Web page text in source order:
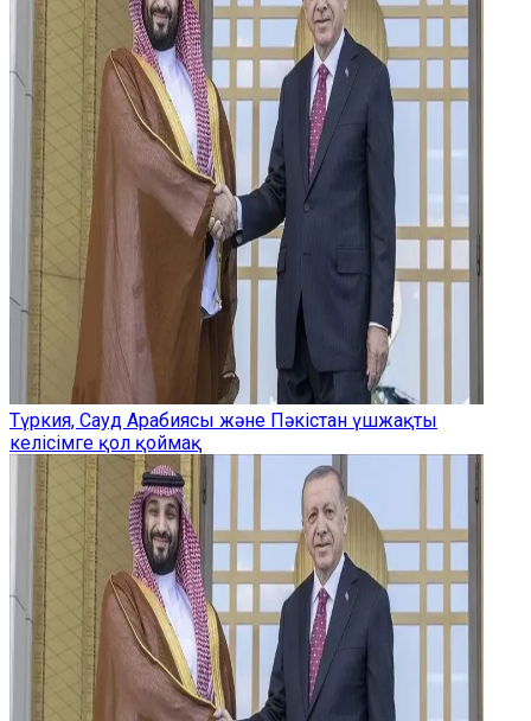
Түркия, Сауд Арабиясы және Пәкістан үшжақты
келісімге қол қоймақ